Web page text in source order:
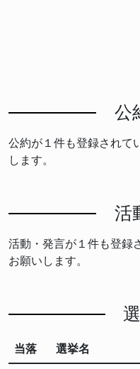
公
公約が１件も登録されて
します。
活
活動・発言が１件も登録
お願いします。
当落 選挙名